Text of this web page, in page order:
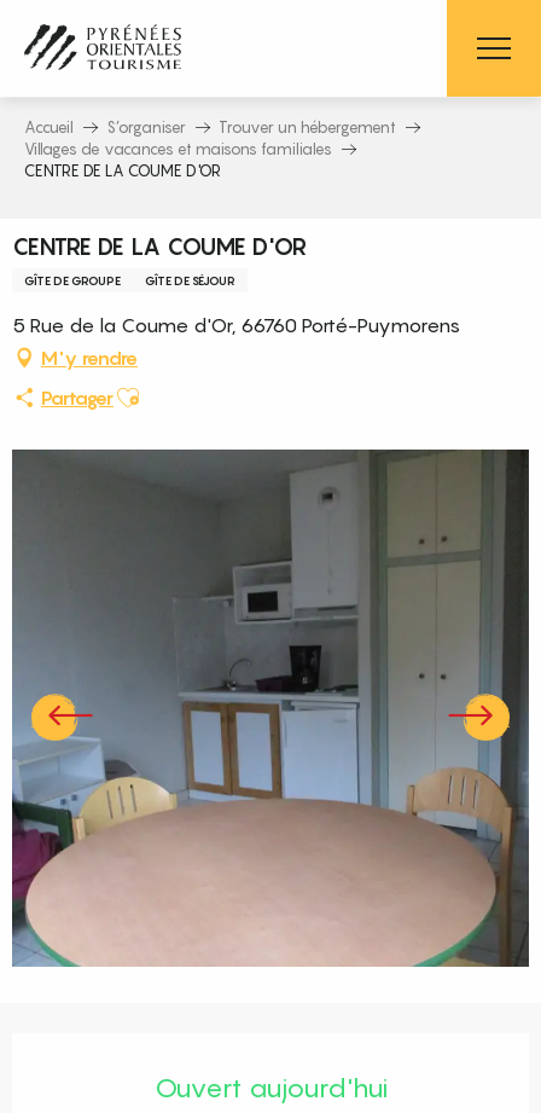
contenu
principal
Accueil S’organiser
Trouver un hébergement
Villages de vacances et maisons familiales
CENTRE DE LA COUME D'OR
CENTRE DE LA COUME D'OR
GÎTE DE GROUPE GÎTE DE SÉJOUR
5 Rue de la Coume d'Or, 66760 Porté-Puymorens
M'y rendre
PartagerAjouter aux favoris
Ouvert aujourd'hui